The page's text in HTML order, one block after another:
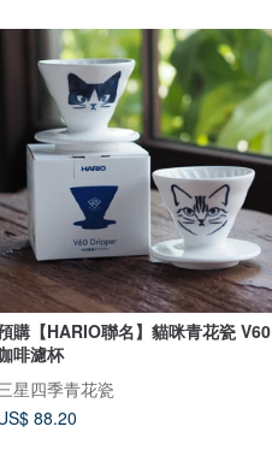
購【HARIO聯名】貓咪青花瓷 V60
啡濾杯
星四季青花瓷
88.20